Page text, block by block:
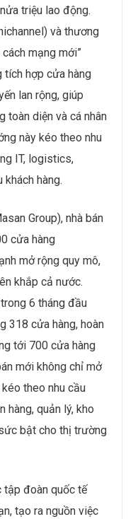
triệu lao động.
và thương
mạng mới”
tích hợp cửa hàng
lan rộng, giúp
toàn diện và cá nhân
này kéo theo nhu
IT, logistics,
hàng.
Group), nhà bán
cửa hàng
mở rộng quy mô,
khắp cả nước.
6 tháng đầu
318 cửa hàng, hoàn
tới 700 cửa hàng
mới không chỉ mở
theo nhu cầu
hàng, quản lý, kho
bật cho thị trường
tập đoàn quốc tế
tạo ra nguồn việc